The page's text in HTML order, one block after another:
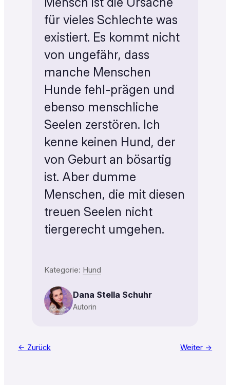
für vieles Schlechte was
existiert. Es kommt nicht
von ungefähr, dass
manche Menschen
Hunde fehl-prägen und
ebenso menschliche
Seelen zerstören. Ich
kenne keinen Hund, der
von Geburt an bösartig
ist. Aber dumme
Menschen, die mit diesen
treuen Seelen nicht
tiergerecht umgehen.
Kategorie: Hund
Dana Stella Schuhr
Autorin
← Zurück Weiter →